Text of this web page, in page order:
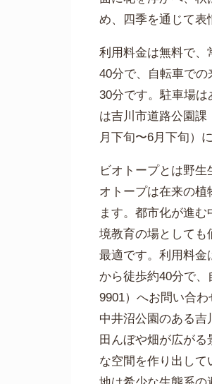
め、四季を通じて表
利用料金は無料で、
40分で、自転車で
30分です。駐車場
は吉川市道路公園課
月下旬〜6月下旬）
ビオトープとは野
オトープは在来の植
ます。都市化が進
境教育の場としても
最適です。利用料金
から徒歩約40分で
9901）へお問い合わ
中井沼公園のある吉
田んぼや畑が広が
な空間を作り出して